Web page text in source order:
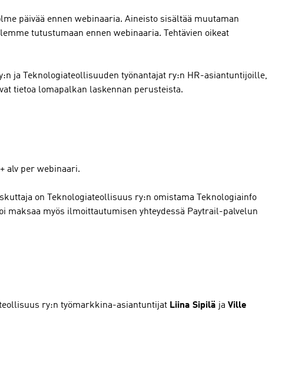
päivää ennen webinaaria. Aineisto sisältää muutaman
tutustumaan ennen webinaaria. Tehtävien oikeat
ja Teknologiateollisuuden työnantajat ry:n HR-asiantuntijoille,
tietoa lomapalkan laskennan perusteista.
alv per webinaari.
on Teknologiateollisuus ry:n omistama Teknologiainfo
maksaa myös ilmoittautumisen yhteydessä Paytrail-palvelun
ry:n työmarkkina-asiantuntijat Liina Sipilä ja Ville